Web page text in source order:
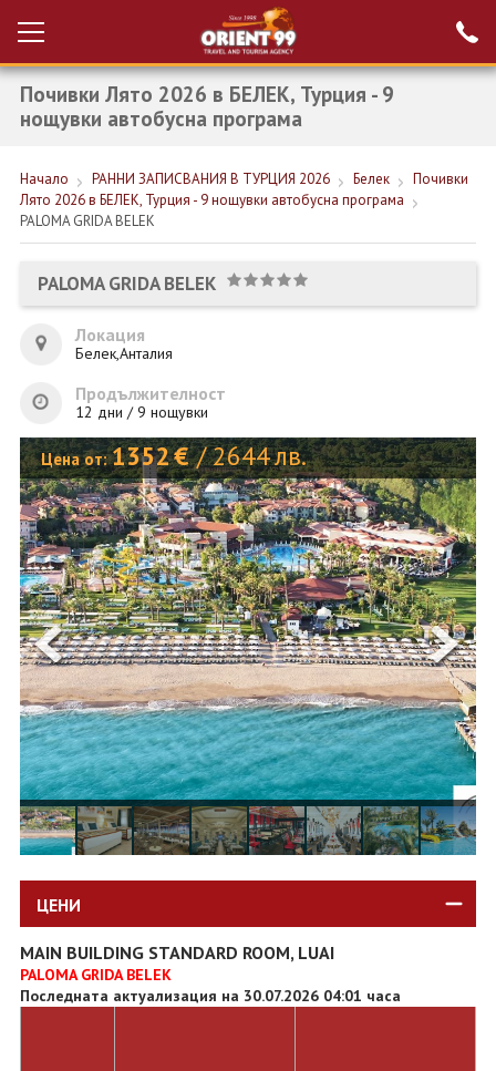
Вход за агенти
Проверка на
резервация
НОВА ГОДИНА ТУРЦИЯ
НОВА ГОДИНА
ПОЧИВКИ
КРУИЗИ
ЕКЗОТИКА
ОЩЕ
ЗА НАС
КОНТАКТИ
ФИРМЕНИ ДОКУМЕНТИ
0700 144 34 Запитване
ПОСЛЕДВАЙТЕ НИ
Почивки Лято 2026 в БЕЛЕК, Турция - 9
нощувки автобусна програма
Начало РАННИ ЗАПИСВАНИЯ В ТУРЦИЯ 2026 Белек
Почивки
Лято 2026 в БЕЛЕК, Турция - 9 нощувки автобусна програма
PALOMA GRIDA BELEK
PALOMA GRIDA BELEK
Локация
Белек,Анталия
Продължителност
12 дни / 9 нощувки
Цена от:1352€ / 2644лв.
ЦЕНИ
MAIN BUILDING STANDARD ROOM, LUAI
PALOMA GRIDA BELEK
Последната актуализация на 30.07.2026 04:01 часа